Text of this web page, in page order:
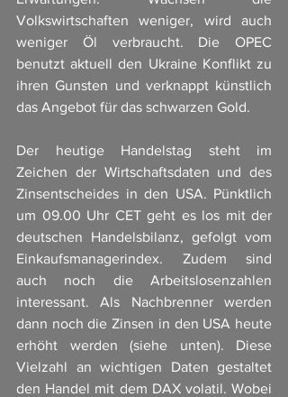
Volkswirtschaften weniger, wird auch
weniger Öl verbraucht. Die OPEC
benutzt aktuell den Ukraine Konflikt zu
ihren Gunsten und verknappt künstlich
das Angebot für das schwarzen Gold.
Der heutige Handelstag steht im
Zeichen der Wirtschaftsdaten und des
Zinsentscheides in den USA. Pünktlich
um 09.00 Uhr CET geht es los mit der
deutschen Handelsbilanz, gefolgt vom
Einkaufsmanagerindex. Zudem sind
auch noch die Arbeitslosenzahlen
interessant. Als Nachbrenner werden
dann noch die Zinsen in den USA heute
erhöht werden (siehe unten). Diese
Vielzahl an wichtigen Daten gestaltet
den Handel mit dem DAX volatil. Wobei